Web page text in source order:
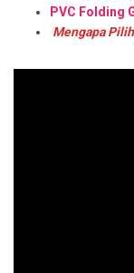
PVC Folding
Mengapa